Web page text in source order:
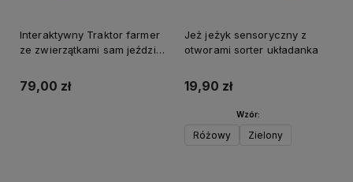
Interaktywny Traktor farmer
ze zwierzątkami sam jeździ
79,00 zł
Jeż jeżyk sensoryczny z
otworami sorter układanka
19,90 zł
Wzór:
Różowy Zielony